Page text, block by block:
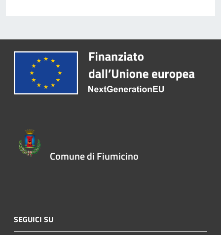
Comune di Fiumicino
SEGUICI SU